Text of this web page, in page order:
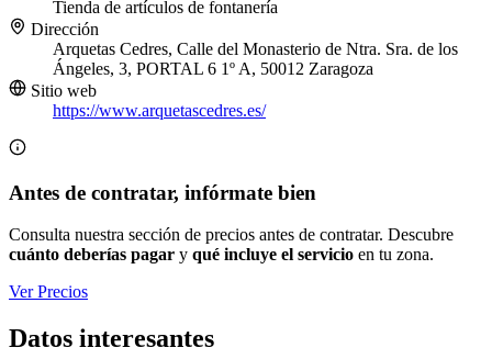
Tienda de artículos de fontanería
Dirección
Arquetas Cedres, Calle del Monasterio de Ntra. Sra. de los
Ángeles, 3, PORTAL 6 1º A, 50012 Zaragoza
Sitio web
https://www.arquetascedres.es/
Antes de contratar, infórmate bien
Consulta nuestra sección de precios antes de contratar. Descubre
cuánto deberías pagar y qué incluye el servicio en tu zona.
Ver Precios
Datos interesantes